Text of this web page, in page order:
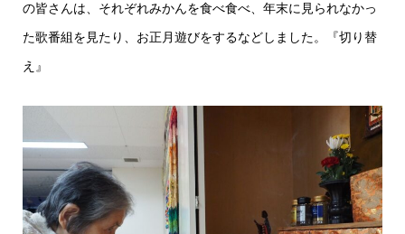
の皆さんは、それぞれみかんを食べ食べ、年末に見られなかっ
た歌番組を見たり、お正月遊びをするなどしました。『切り替
え』